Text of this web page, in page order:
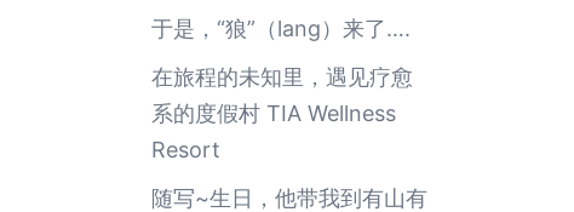
于是，“狼”（lang）来了….
在旅程的未知里，遇见疗愈
系的度假村 TIA Wellness
Resort
随写~生日，他带我到有山有